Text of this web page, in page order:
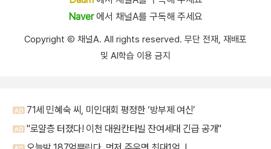
Naver에서 채널A를 구독해 주세요
Copyright Ⓒ 채널A. All rights reserved. 무단 전재, 재배포
및 AI학습 이용 금지